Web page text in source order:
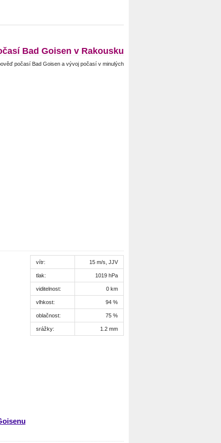
Bad Goisen v Rakousku
počasí Bad Goisen a vývoj počasí v minulých
vítr: 15 m/s, JJV
tlak: 1019 hPa
viditelnost: 0 km
vlhkost: 94 %
oblačnost: 75 %
srážky: 1.2 mm